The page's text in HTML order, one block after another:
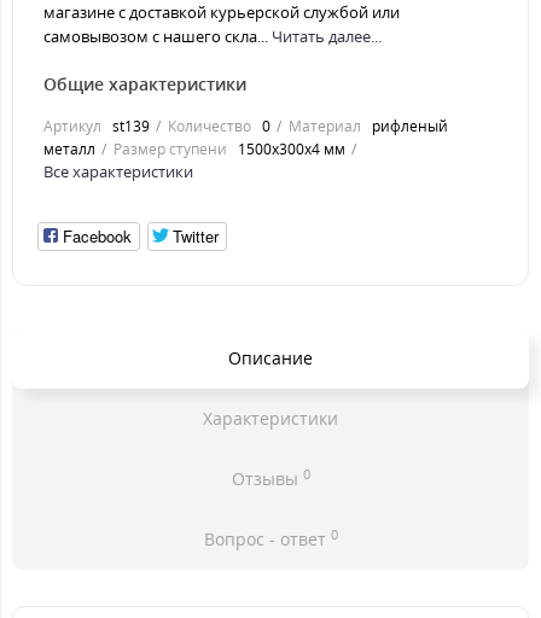
магазине с доставкой курьерской службой или
самовывозом с нашего скла... Читать далее...
Общие характеристики
Артикул st139 Количество 0 Материал
рифленый
металл
Размер ступени 1500x300x4 мм
Все характеристики
Facebook Twitter
Описание
Характеристики
Отзывы 0
Вопрос - ответ 0